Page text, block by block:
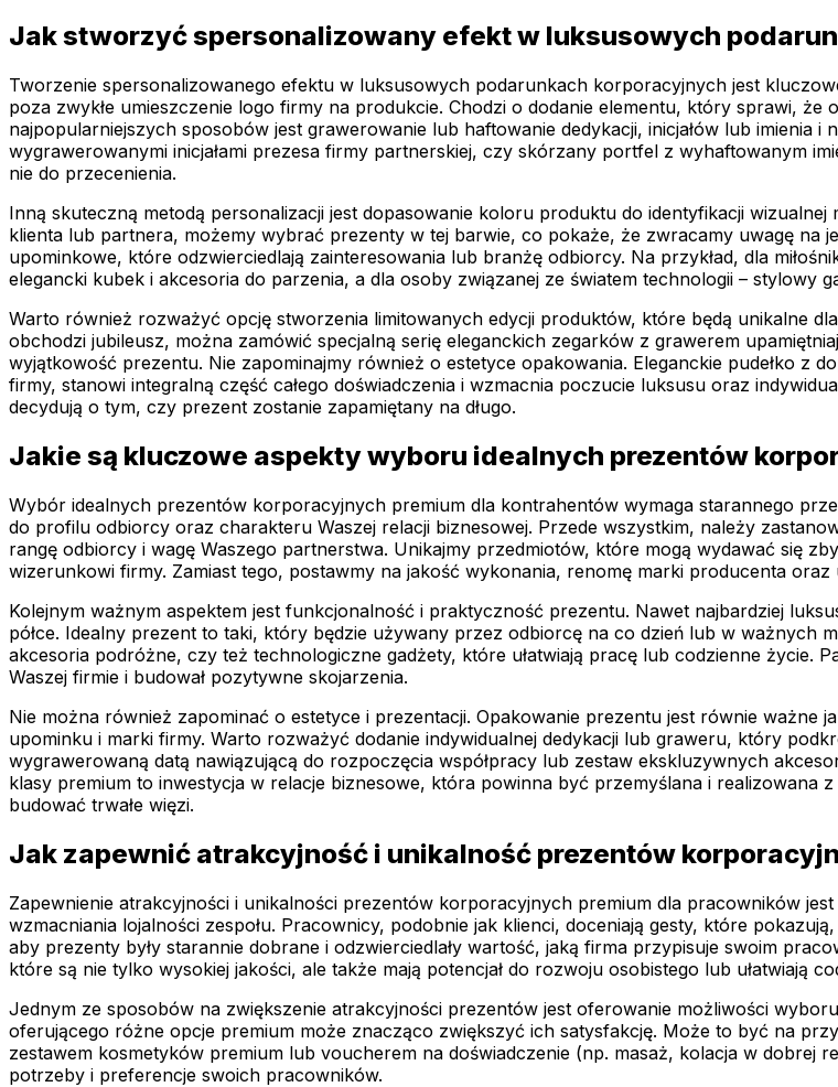
Jak stworzyć spersonalizowany efekt w luksusowych
Tworzenie spersonalizowanego efektu w luksusowych podarunkach korporacyjnych jest
poza zwykłe umieszczenie logo firmy na produkcie. Chodzi o dodanie elementu, który sprawi,
najpopularniejszych sposobów jest grawerowanie lub haftowanie dedykacji, inicjałów lub imienia i
wygrawerowanymi inicjałami prezesa firmy partnerskiej, czy skórzany portfel z wyhaftowanym
nie do przecenienia.
Inną skuteczną metodą personalizacji jest dopasowanie koloru produktu do identyfikacji
klienta lub partnera, możemy wybrać prezenty w tej barwie, co pokaże, że zwracamy uwagę na
upominkowe, które odzwierciedlają zainteresowania lub branżę odbiorcy. Na przykład, dla
elegancki kubek i akcesoria do parzenia, a dla osoby związanej ze światem technologii – stylowy
Warto również rozważyć opcję stworzenia limitowanych edycji produktów, które będą unikalne
obchodzi jubileusz, można zamówić specjalną serię eleganckich zegarków z grawerem
wyjątkowość prezentu. Nie zapominajmy również o estetyce opakowania. Eleganckie pudełko z
firmy, stanowi integralną część całego doświadczenia i wzmacnia poczucie luksusu oraz
decydują o tym, czy prezent zostanie zapamiętany na długo.
Jakie są kluczowe aspekty wyboru idealnych prezentów
Wybór idealnych prezentów korporacyjnych premium dla kontrahentów wymaga starannego
do profilu odbiorcy oraz charakteru Waszej relacji biznesowej. Przede wszystkim, należy
rangę odbiorcy i wagę Waszego partnerstwa. Unikajmy przedmiotów, które mogą wydawać się
wizerunkowi firmy. Zamiast tego, postawmy na jakość wykonania, renomę marki producenta
Kolejnym ważnym aspektem jest funkcjonalność i praktyczność prezentu. Nawet najbardziej
półce. Idealny prezent to taki, który będzie używany przez odbiorcę na co dzień lub w ważnych
akcesoria podróżne, czy też technologiczne gadżety, które ułatwiają pracę lub codzienne życie.
Waszej firmie i budował pozytywne skojarzenia.
Nie można również zapominać o estetyce i prezentacji. Opakowanie prezentu jest równie
upominku i marki firmy. Warto rozważyć dodanie indywidualnej dedykacji lub graweru, który
wygrawerowaną datą nawiązującą do rozpoczęcia współpracy lub zestaw ekskluzywnych
klasy premium to inwestycja w relacje biznesowe, która powinna być przemyślana i realizowana
budować trwałe więzi.
Jak zapewnić atrakcyjność i unikalność prezentów
Zapewnienie atrakcyjności i unikalności prezentów korporacyjnych premium dla pracowników
wzmacniania lojalności zespołu. Pracownicy, podobnie jak klienci, doceniają gesty, które
aby prezenty były starannie dobrane i odzwierciedlały wartość, jaką firma przypisuje swoim
które są nie tylko wysokiej jakości, ale także mają potencjał do rozwoju osobistego lub ułatwiają
Jednym ze sposobów na zwiększenie atrakcyjności prezentów jest oferowanie możliwości
oferującego różne opcje premium może znacząco zwiększyć ich satysfakcję. Może to być na
zestawem kosmetyków premium lub voucherem na doświadczenie (np. masaż, kolacja w dobrej
potrzeby i preferencje swoich pracowników.